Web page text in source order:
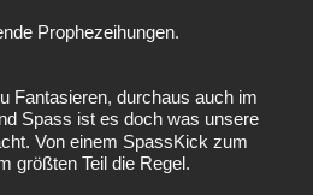
Prophezeihungen.
Fantasieren, durchaus auch im
Spass ist es doch was unsere
Von einem SpassKick zum
größten Teil die Regel.